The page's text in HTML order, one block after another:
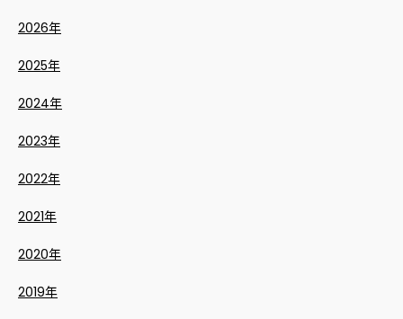
2026年
2025年
2024年
2023年
2022年
2021年
2020年
2019年